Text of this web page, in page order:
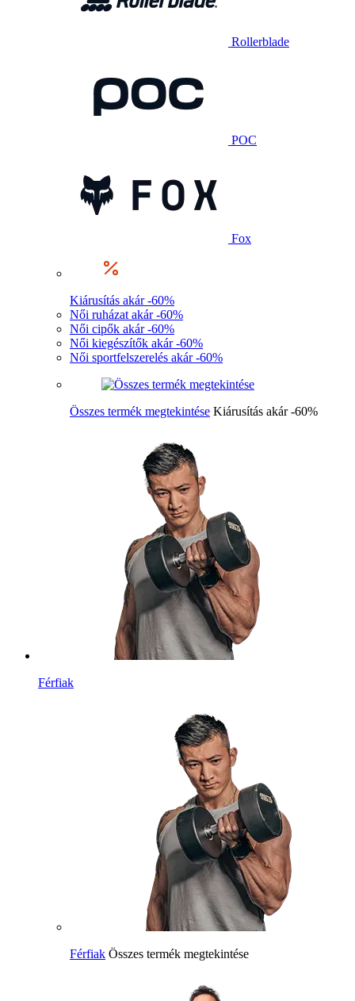
Rollerblade
POC
Fox
Kiárusítás akár -60%
Női ruházat akár -60%
Női cipők akár -60%
Női kiegészítők akár -60%
Női sportfelszerelés akár -60%
Összes termék megtekintése Kiárusítás akár -60%
Férfiak
Férfiak Összes termék megtekintése